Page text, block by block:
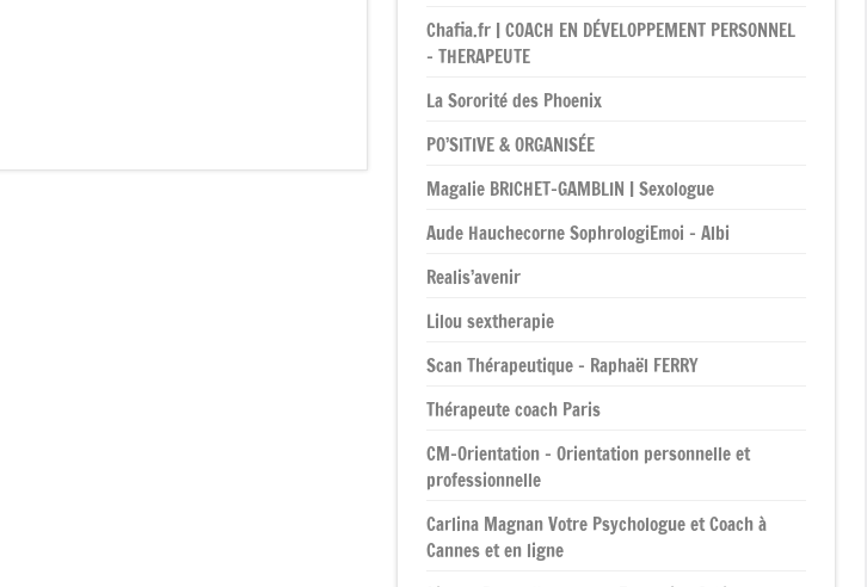
Chafia.fr | COACH EN DÉVELOPPEMENT PERSONNEL
– THERAPEUTE
La Sororité des Phoenix
PO’SITIVE & ORGANISÉE
Magalie BRICHET-GAMBLIN | Sexologue
Aude Hauchecorne SophrologiEmoi – Albi
Realis’avenir
Lilou sextherapie
Scan Thérapeutique – Raphaël FERRY
Thérapeute coach Paris
CM-Orientation – Orientation personnelle et
professionnelle
Carlina Magnan Votre Psychologue et Coach à
Cannes et en ligne